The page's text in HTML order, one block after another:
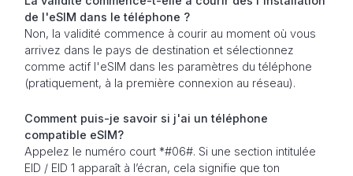
de l'eSIM dans le téléphone ?
Non, la validité commence à courir au moment où vous
arrivez dans le pays de destination et sélectionnez
comme actif l'eSIM dans les paramètres du téléphone
(pratiquement, à la première connexion au réseau).
Comment puis-je savoir si j'ai un téléphone
compatible eSIM?
Appelez le numéro court *#06#. Si une section intitulée
EID / EID 1 apparaît à l’écran, cela signifie que ton